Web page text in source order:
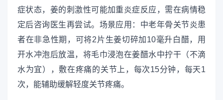
症状态，姜的刺激性可能加重炎症反应，需在病情稳
定后咨询医生再尝试。场景应用：中老年骨关节炎患
者在非急性期，可将2片生姜切碎加10毫升白醋，用
开水冲泡后放温，将毛巾浸泡在姜醋水中拧干（不滴
水为宜），敷在疼痛的关节上，每次15分钟，每天1
次，能辅助缓解轻度关节疼痛。